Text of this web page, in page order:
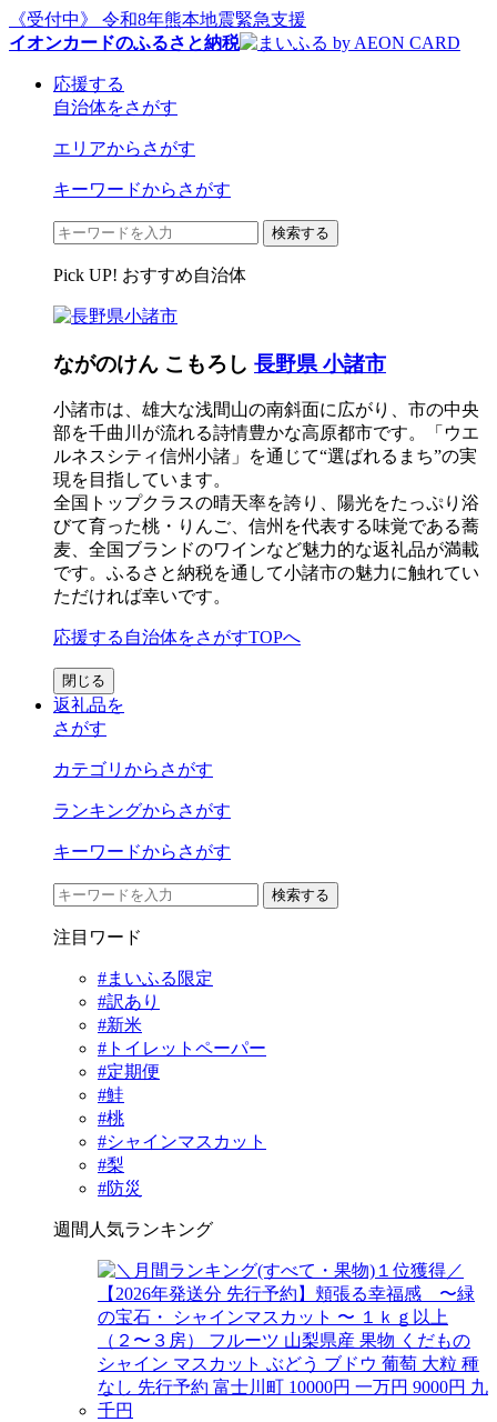
《受付中》 令和8年熊本地震緊急支援
イオンカードのふるさと納税
応援する
自治体をさがす
エリアからさがす
キーワードからさがす
検索する
Pick UP! おすすめ自治体
ながのけん こもろし 長野県 小諸市
小諸市は、雄大な浅間山の南斜面に広がり、市の中央
部を千曲川が流れる詩情豊かな高原都市です。「ウエ
ルネスシティ信州小諸」を通じて“選ばれるまち”の実
現を目指しています。
全国トップクラスの晴天率を誇り、陽光をたっぷり浴
びて育った桃・りんご、信州を代表する味覚である蕎
麦、全国ブランドのワインなど魅力的な返礼品が満載
です。ふるさと納税を通して小諸市の魅力に触れてい
ただければ幸いです。
応援する自治体をさがすTOPへ
閉じる
返礼品を
さがす
カテゴリからさがす
ランキングからさがす
キーワードからさがす
検索する
注目ワード
#まいふる限定
#訳あり
#新米
#トイレットペーパー
#定期便
#鮭
#桃
#シャインマスカット
#梨
#防災
週間人気ランキング